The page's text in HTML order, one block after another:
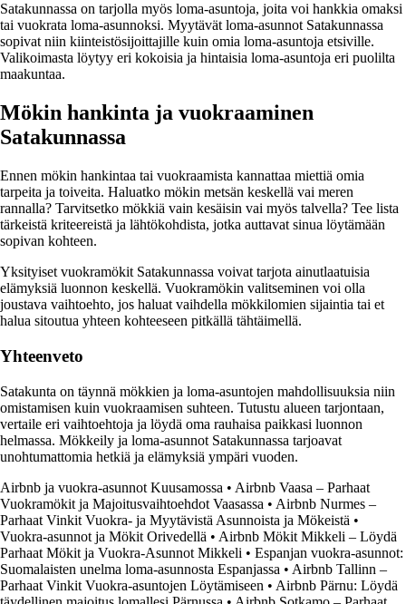
Satakunnassa on tarjolla myös loma-asuntoja, joita voi hankkia omaksi
tai vuokrata loma-asunnoksi. Myytävät loma-asunnot Satakunnassa
sopivat niin kiinteistösijoittajille kuin omia loma-asuntoja etsiville.
Valikoimasta löytyy eri kokoisia ja hintaisia loma-asuntoja eri puolilta
maakuntaa.
Mökin hankinta ja vuokraaminen
Satakunnassa
Ennen mökin hankintaa tai vuokraamista kannattaa miettiä omia
tarpeita ja toiveita. Haluatko mökin metsän keskellä vai meren
rannalla? Tarvitsetko mökkiä vain kesäisin vai myös talvella? Tee lista
tärkeistä kriteereistä ja lähtökohdista, jotka auttavat sinua löytämään
sopivan kohteen.
Yksityiset vuokramökit Satakunnassa voivat tarjota ainutlaatuisia
elämyksiä luonnon keskellä. Vuokramökin valitseminen voi olla
joustava vaihtoehto, jos haluat vaihdella mökkilomien sijaintia tai et
halua sitoutua yhteen kohteeseen pitkällä tähtäimellä.
Yhteenveto
Satakunta on täynnä mökkien ja loma-asuntojen mahdollisuuksia niin
omistamisen kuin vuokraamisen suhteen. Tutustu alueen tarjontaan,
vertaile eri vaihtoehtoja ja löydä oma rauhaisa paikkasi luonnon
helmassa. Mökkeily ja loma-asunnot Satakunnassa tarjoavat
unohtumattomia hetkiä ja elämyksiä ympäri vuoden.
Airbnb ja vuokra-asunnot Kuusamossa • Airbnb Vaasa – Parhaat
Vuokramökit ja Majoitusvaihtoehdot Vaasassa • Airbnb Nurmes –
Parhaat Vinkit Vuokra- ja Myytävistä Asunnoista ja Mökeistä •
Vuokra-asunnot ja Mökit Orivedellä • Airbnb Mökit Mikkeli – Löydä
Parhaat Mökit ja Vuokra-Asunnot Mikkeli • Espanjan vuokra-asunnot:
Suomalaisten unelma loma-asunnosta Espanjassa • Airbnb Tallinn –
Parhaat Vinkit Vuokra-asuntojen Löytämiseen • Airbnb Pärnu: Löydä